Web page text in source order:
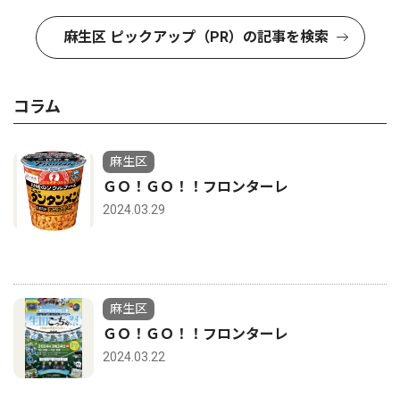
麻生区 ピックアップ（PR）の記事を検索
コラム
麻生区
ＧＯ！ＧＯ！！フロンターレ
2024.03.29
麻生区
ＧＯ！ＧＯ！！フロンターレ
2024.03.22